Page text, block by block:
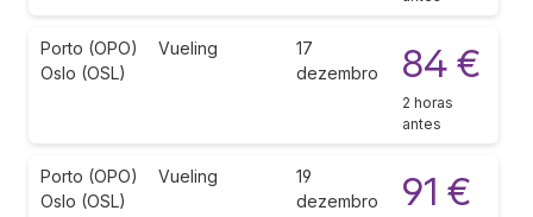
Porto (OPO)
Oslo (OSL)
Vueling
17
dezembro
84 €
2 horas
antes
Porto (OPO)
Oslo (OSL)
Vueling
19
dezembro
91 €